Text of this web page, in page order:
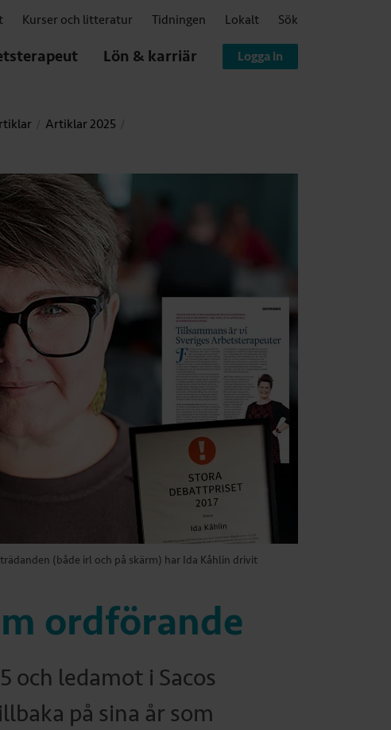
Kurser och litteratur Tidningen Lokalt Sök
Lön & karriär Logga in
Artiklar 2025
(både irl och på skärm) har Ida Kåhlin drivit
ordförande
och ledamot i Sacos
på sina år som